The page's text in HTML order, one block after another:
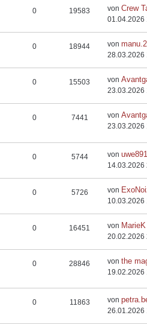
0 19583 vonCrew
01.04.2026
0 18944 von
28.03.2026
0 15503 von
23.03.2026
0 7441 von
23.03.2026
0 5744 von
14.03.2026
0 5726 von
10.03.2026
0 16451 von MarieK
20.02.2026
0 28846 vonthe
19.02.2026
0 11863 von
26.01.2026